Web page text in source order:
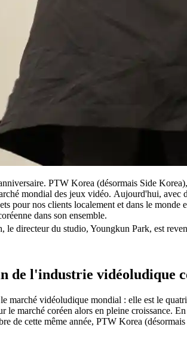
PTW Korea (désormais Side
mondial des jeux vidéo. Aujourd'hui,
pour nos clients localement et dans le
dans son ensemble.
le directeur du studio, Youngkun Park, est
de l'industrie vidéoludique
marché vidéoludique mondial : elle est le
le marché coréen alors en pleine croissance.
de cette même année, PTW Korea